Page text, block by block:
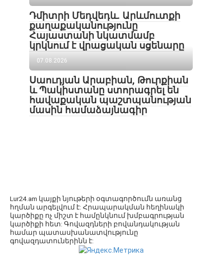
Դմիտրի Մեդվեդև. Արևմուտքի
քաղաքականությունը
Հայաստանի նկատմամբ
կրկնում է վրացական սցենարը
07.08.2026
Սաուդյան Արաբիան, Թուրքիան
և Պակիստանը ստորագրել են
հավաքական պաշտպանության
մասին համաձայնագիր
Lur24.am կայքի նյութերի օգտագործումն առանց
հղման արգելվում է: Հրապարակման հեղինակի
կարծիքը ոչ միշտ է համընկնում խմբագրության
կարծիքի հետ: Գովազդների բովանդակության
համար պատասխանատվությունը
գովազդատուներինն է: